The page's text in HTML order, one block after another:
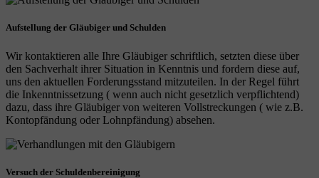
Aufstellung der Gläubiger und Schulden
Wir kontaktieren alle Ihre Gläubiger schriftlich, setzten diese über
den Sachverhalt ihrer Situation in Kenntnis und fordern diese auf,
uns den aktuellen Forderungsstand mitzuteilen. In der Regel führt
die Inkenntnissetzung ( wenn auch nicht gesetzlich verpflichtend)
dazu, dass ihre Gläubiger von weiteren Vollstreckungen ( wie z.B.
Kontopfändung oder Lohnpfändung) absehen.
Versuch der Schuldenbereinigung